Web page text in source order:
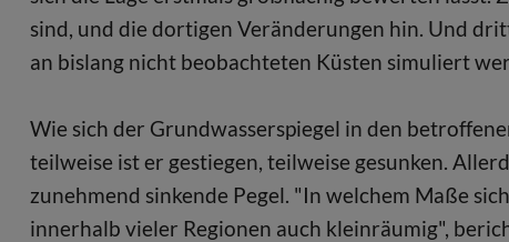
sind, und die dortigen Veränderungen hin. Und
an bislang nicht beobachteten Küsten simuliert
Wie sich der Grundwasserspiegel in den
teilweise ist er gestiegen, teilweise gesunken.
zunehmend sinkende Pegel. "In welchem Maße
innerhalb vieler Regionen auch kleinräumig",